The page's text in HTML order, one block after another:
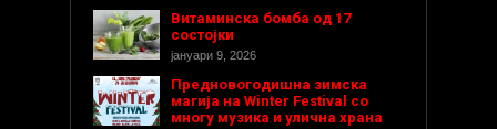
Витаминска бомба од 17
состојки
јануари 9, 2026
Предновогодишнa зимска
магија на Winter Festival со
многу музика и улична храна